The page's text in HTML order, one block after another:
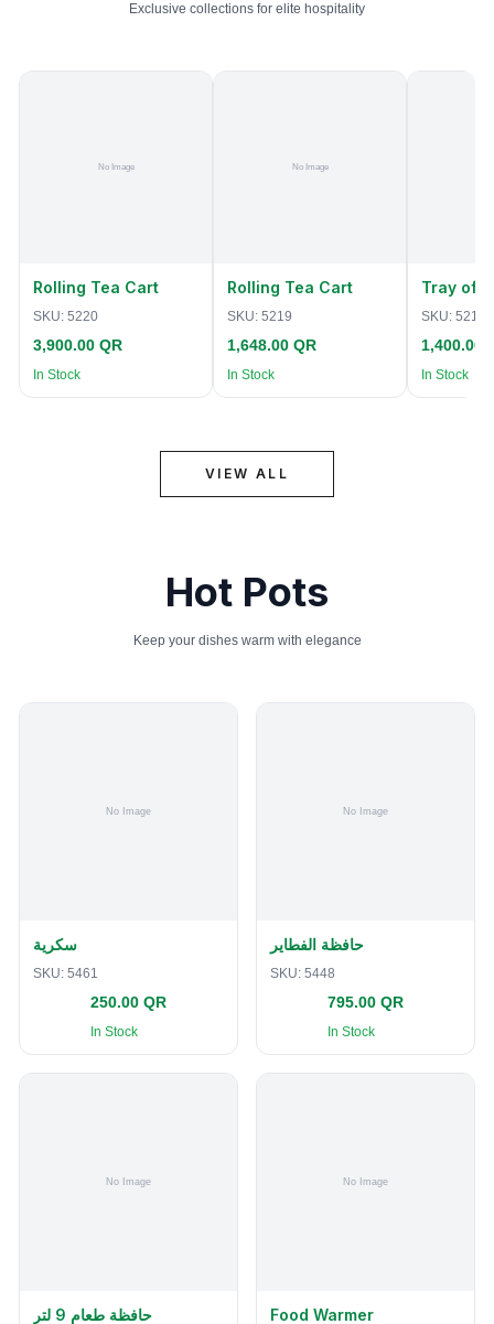
Exclusive collections for elite hospitality
Rolling Tea Cart
SKU: 5220
3,900.00 QR
In Stock
Rolling Tea Cart
SKU: 5219
1,648.00 QR
In Stock
Tray of
SKU: 5218
1,400.00
In Stock
VIEW ALL
Hot Pots
Keep your dishes warm with elegance
سكرية
SKU: 5461
250.00 QR
In Stock
حافظة الفطاير
SKU: 5448
795.00 QR
In Stock
حافظة طعام 9 لتر Food Warmer